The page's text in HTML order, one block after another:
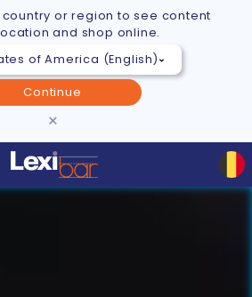
or region to see content
and shop online.
Continue
×